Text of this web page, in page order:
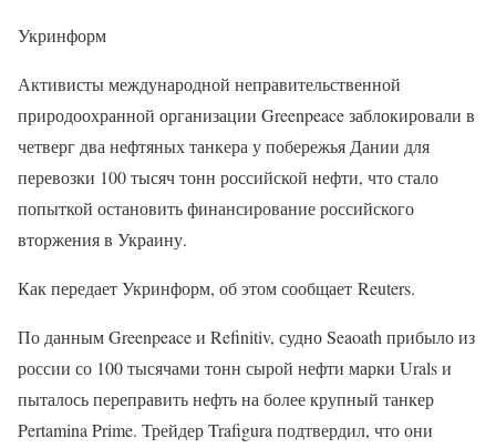
Укринформ
Активисты международной неправительственной
природоохранной организации Greenpeace заблокировали в
четверг два нефтяных танкера у побережья Дании для
перевозки 100 тысяч тонн российской нефти, что стало
попыткой остановить финансирование российского
вторжения в Украину.
Как передает Укринформ, об этом сообщает Reuters.
По данным Greenpeace и Refinitiv, судно Seaoath прибыло из
россии со 100 тысячами тонн сырой нефти марки Urals и
пыталось переправить нефть на более крупный танкер
Pertamina Prime. Трейдер Trafigura подтвердил, что они